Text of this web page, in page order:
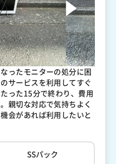
ったモニターの処分に困
サービスを利用してすぐ
った15分で終わり、費用
親切な対応で気持ちよく
会があれば利用したいと
SSパック